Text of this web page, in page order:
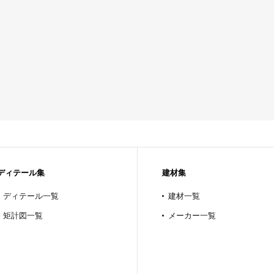
ィテール集
ディテール一覧
矩計図一覧
建材集
建材一覧
メーカー一覧